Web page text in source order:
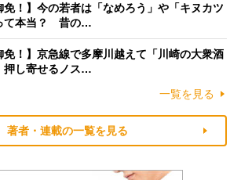
免！】今の若者は「なめろう」や「キヌカツ
て本当？ 昔の…
免！】京急線で多摩川越えて「川崎の大衆酒
し寄せるノス…
一覧を見る
著者・連載の一覧を見る